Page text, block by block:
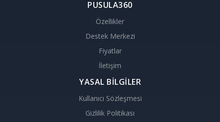
PUSULA360
Özellikler
Destek Merkezi
Fiyatlar
İletişim
YASAL BİLGİLER
Kullanıcı Sözleşmesi
Gizlilik Politikası